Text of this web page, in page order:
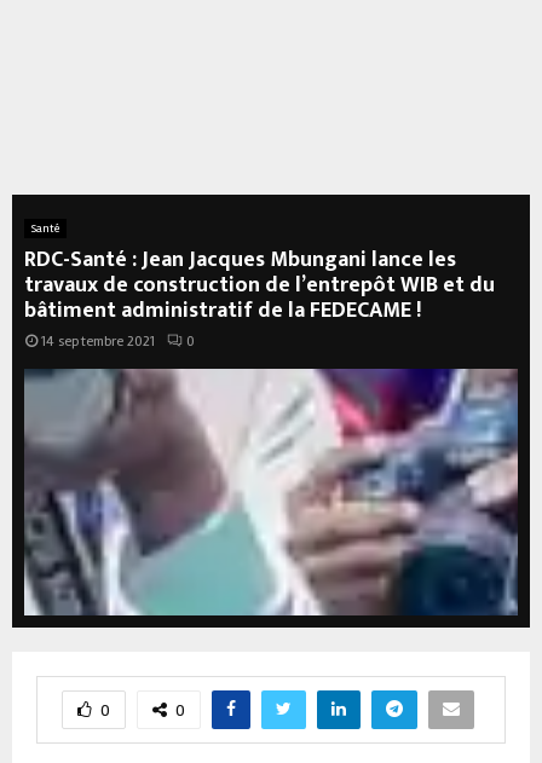
Santé
RDC-Santé : Jean Jacques Mbungani lance les
travaux de construction de l’entrepôt WIB et du
bâtiment administratif de la FEDECAME !
14 septembre 2021 0
0 0